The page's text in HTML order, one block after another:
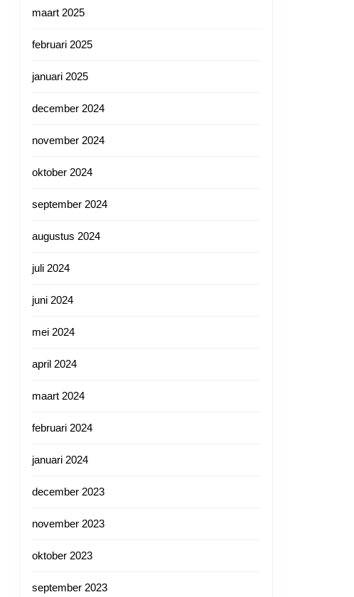
maart 2025
februari 2025
januari 2025
december 2024
november 2024
oktober 2024
september 2024
augustus 2024
juli 2024
juni 2024
mei 2024
april 2024
maart 2024
februari 2024
januari 2024
december 2023
november 2023
oktober 2023
september 2023